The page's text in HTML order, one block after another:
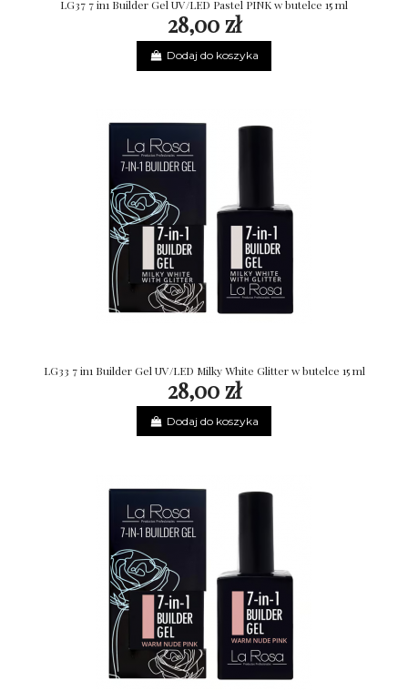
LG37 7 in1 Builder Gel UV/LED Pastel PINK w butelce 15 ml
28,00 zł
Dodaj do koszyka
LG33 7 in1 Builder Gel UV/LED Milky White Glitter w butelce 15 ml
28,00 zł
Dodaj do koszyka